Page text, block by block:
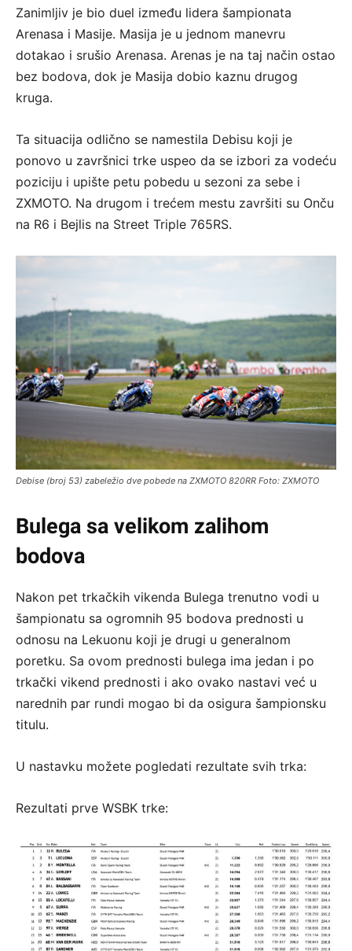
Zanimljiv je bio duel između lidera šampionata
Arenasa i Masije. Masija je u jednom manevru
dotakao i srušio Arenasa. Arenas je na taj način ostao
bez bodova, dok je Masija dobio kaznu drugog
kruga.
Ta situacija odlično se namestila Debisu koji je
ponovo u završnici trke uspeo da se izbori za vodeću
poziciju i upište petu pobedu u sezoni za sebe i
ZXMOTO. Na drugom i trećem mestu završiti su Onču
na R6 i Bejlis na Street Triple 765RS.
Debise (broj 53) zabeležio dve pobede na ZXMOTO 820RR Foto: ZXMOTO
Bulega sa velikom zalihom
bodova
Nakon pet trkačkih vikenda Bulega trenutno vodi u
šampionatu sa ogromnih 95 bodova prednosti u
odnosu na Lekuonu koji je drugi u generalnom
poretku. Sa ovom prednosti bulega ima jedan i po
trkački vikend prednosti i ako ovako nastavi već u
narednih par rundi mogao bi da osigura šampionsku
titulu.
U nastavku možete pogledati rezultate svih trka:
Rezultati prve WSBK trke: